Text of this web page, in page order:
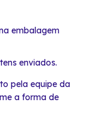
embalagem
enviados.
pela equipe da
a forma de